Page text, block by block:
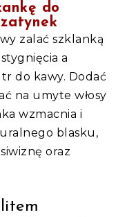
do
zalać szklanką
a
do kawy. Dodać
na umyte włosy
wzmacnia i
blasku,
oraz